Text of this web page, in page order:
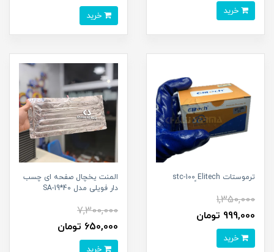
ترموستات stc-100 ٍElitech
1,350,000
999,000 تومان
المنت یخچال صفحه ای چسب
دار فویلی مدل SA-19*40
7,300,000
650,000 تومان